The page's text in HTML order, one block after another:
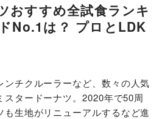
おすすめ全試食ランキ
No.1は？ プロとLDK
ンチクルーラーなど、数々の人気
タードーナツ。2020年で50周
生地がリニューアルするなど進